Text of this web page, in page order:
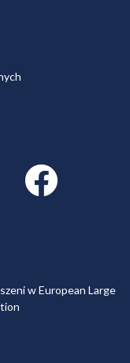
Facebook link
w European Large